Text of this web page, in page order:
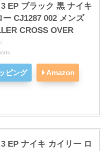
EP ブラック 黒 ナイキ
ー CJ1287 002 メンズ
CROSS OVER
ピング Amazon
EP ナイキ カイリー ロ